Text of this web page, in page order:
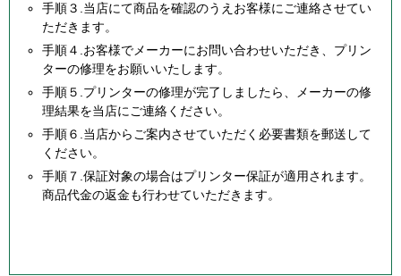
手順３.当店にて商品を確認のうえお客様にご連絡させてい
ただきます。
手順４.お客様でメーカーにお問い合わせいただき、プリン
ターの修理をお願いいたします。
手順５.プリンターの修理が完了しましたら、メーカーの修
理結果を当店にご連絡ください。
手順６.当店からご案内させていただく必要書類を郵送して
ください。
手順７.保証対象の場合はプリンター保証が適用されます。
商品代金の返金も行わせていただきます。